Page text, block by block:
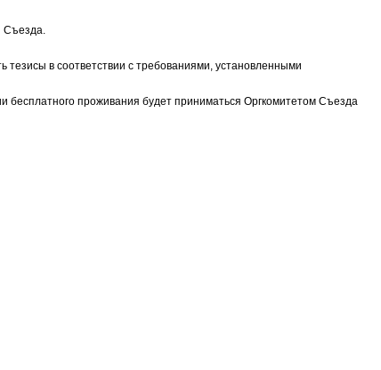
Съезда.
тезисы в соответствии с требованиями, установленными
проживания будет приниматься Оргкомитетом Съезда